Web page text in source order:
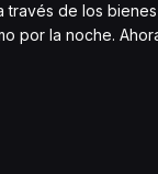
de los
por la noche.